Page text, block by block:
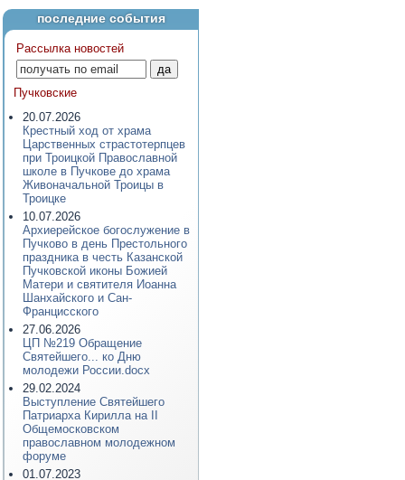
последние события
Рассылка новостей
Пучковские
20.07.2026
Крестный ход от храма
Царственных страстотерпцев
при Троицкой Православной
школе в Пучкове до храма
Живоначальной Троицы в
Троицке
10.07.2026
Архиерейское богослужение в
Пучково в день Престольного
праздника в честь Казанской
Пучковской иконы Божией
Матери и святителя Иоанна
Шанхайского и Сан-
Францисского
27.06.2026
ЦП №219 Обращение
Святейшего... ко Дню
молодежи России.docx
29.02.2024
Выступление Святейшего
Патриарха Кирилла на II
Общемосковском
православном молодежном
форуме
01.07.2023